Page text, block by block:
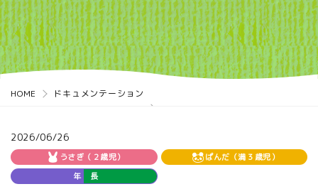
HOME ドキュメンテーション
2026/06/26
うさぎ（２歳児）
ぱんだ（満３歳児）
年 長